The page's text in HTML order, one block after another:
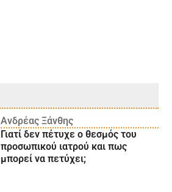
Ανδρέας Ξάνθης
Γιατί δεν πέτυχε ο θεσμός του
προσωπικού ιατρού και πως
μπορεί να πετύχει;